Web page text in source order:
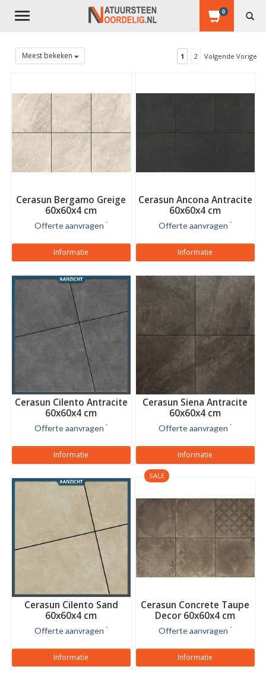
Toggle
0
Meest bekeken 1 2 Volgende Vorige
Cerasun Bergamo Greige
60x60x4 cm
Offerte aanvragen *
Informatie
Cerasun Ancona Antracite
60x60x4 cm
Offerte aanvragen *
Informatie
Cerasun Cilento Antracite
60x60x4 cm
Offerte aanvragen *
Informatie
SALE
Cerasun Siena Antracite
60x60x4 cm
Offerte aanvragen *
Informatie
Cerasun Cilento Sand
60x60x4 cm
Offerte aanvragen *
Informatie
Cerasun Concrete Taupe
Decor 60x60x4 cm
Offerte aanvragen *
Informatie